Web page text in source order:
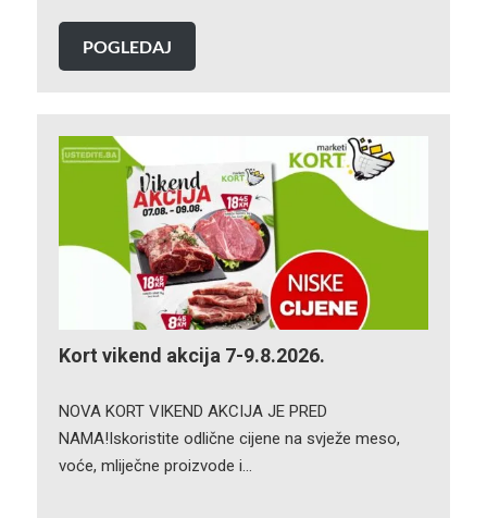
POGLEDAJ
Kort vikend akcija 7-9.8.2026.
NOVA KORT VIKEND AKCIJA JE PRED
NAMA!Iskoristite odlične cijene na svježe meso,
voće, mliječne proizvode i…